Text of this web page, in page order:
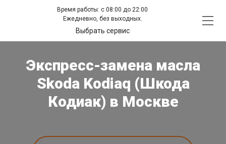
Время работы: с 08:00 до 22:00
Ежедневно, без выходных.
Выбрать сервис
Экспресс-замена масла
Skoda Kodiaq (Шкода
Кодиак) в Москве